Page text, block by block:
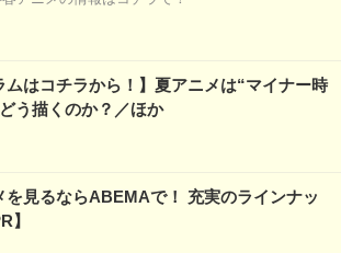
ムはコチラから！】夏アニメは“マイナー時
う描くのか？／ほか
を見るならABEMAで！ 充実のラインナッ
】